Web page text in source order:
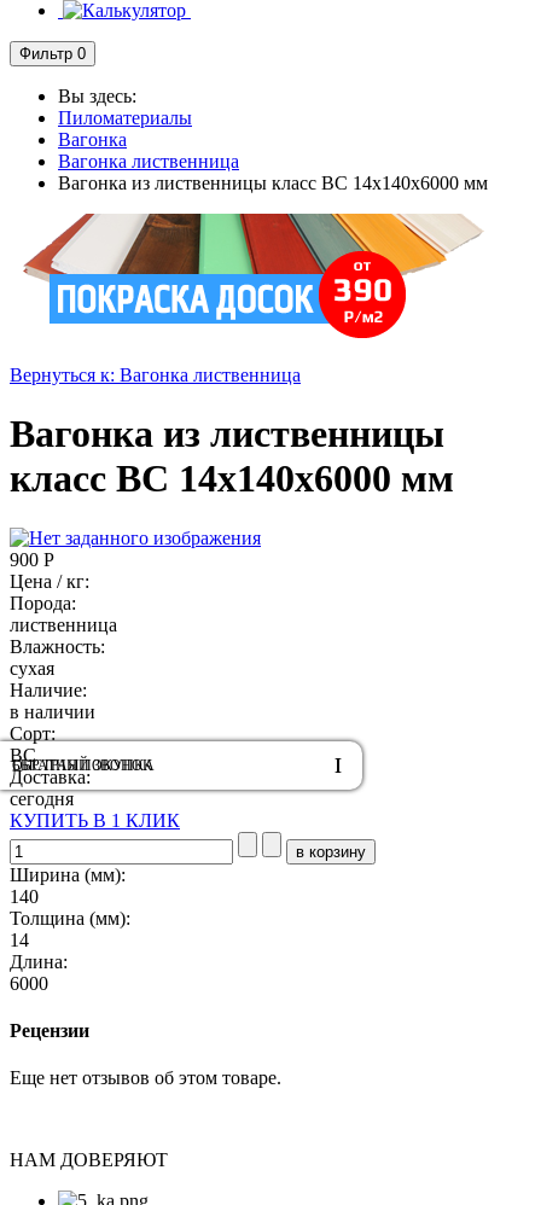
Фильтр 0
Вы здесь:
Пиломатериалы
Вагонка
Вагонка лиственница
Вагонка из лиственницы класс ВC 14x140x6000 мм
Вернуться к: Вагонка лиственница
Вагонка из лиственницы
класс ВC 14x140x6000 мм
900 Р
Цена / кг:
Порода:
лиственница
Влажность:
сухая
Наличие:
в наличии
Сорт:
BC
Доставка:
сегодня
КУПИТЬ В 1 КЛИК
Ширина (мм):
140
Толщина (мм):
14
Длина:
6000
Рецензии
Еще нет отзывов об этом товаре.
НАМ ДОВЕРЯЮТ
ОБРАТНЫЙ ЗВОНОК
БЫСТРАЯ ПОКУПКА